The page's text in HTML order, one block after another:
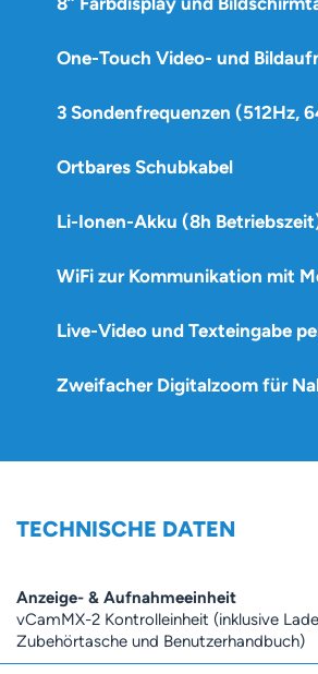
One-Touch Video- und
3 Sondenfrequenzen (512Hz,
Ortbares Schubkabel
Li-Ionen-Akku (8h
WiFi zur Kommunikation mit
Live-Video und Texteingabe
Zweifacher Digitalzoom für
TECHNISCHE DATEN
Anzeige- & Aufnahmeeinheit
vCamMX-2 Kontrolleinheit (inklusive
Zubehörtasche und Benutzerhandbuch)